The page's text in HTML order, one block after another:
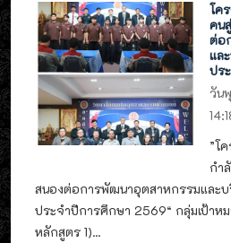
โค
คน
ต่อ
แล
ปร
วัน
”โ
กำ
สนองต่อการพัฒนาอุตสาหกรรมและบ
ประจำปีการศึกษา 2569“ กลุ่มเป้าห
หลักสูตร 1)...